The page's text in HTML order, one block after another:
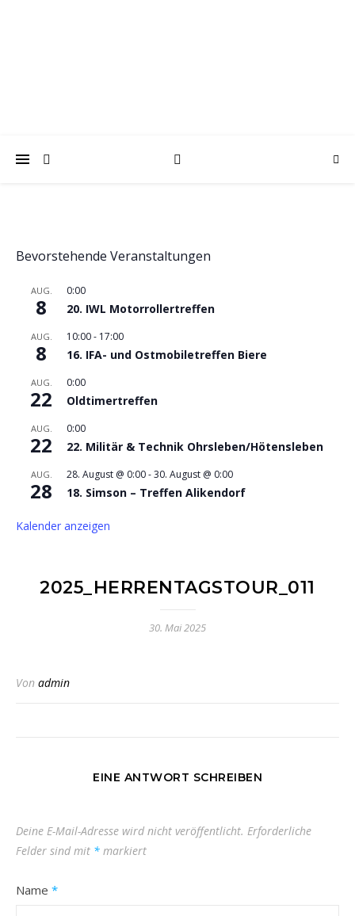
Bevorstehende Veranstaltungen
AUG.
8
0:00
20. IWL Motorrollertreffen
AUG.
8
10:00- 17:00
16. IFA- und Ostmobiletreffen Biere
AUG.
22
0:00
Oldtimertreffen
AUG.
22
0:00
22. Militär & Technik Ohrsleben/Hötensleben
AUG.
28
28. August @ 0:00-30. August @ 0:00
18. Simson – Treffen Alikendorf
Kalender anzeigen
2025_HERRENTAGSTOUR_011
30. Mai 2025
Von admin
EINE ANTWORT SCHREIBEN
Deine E-Mail-Adresse wird nicht veröffentlicht. Erforderliche
Felder sind mit * markiert
Name *